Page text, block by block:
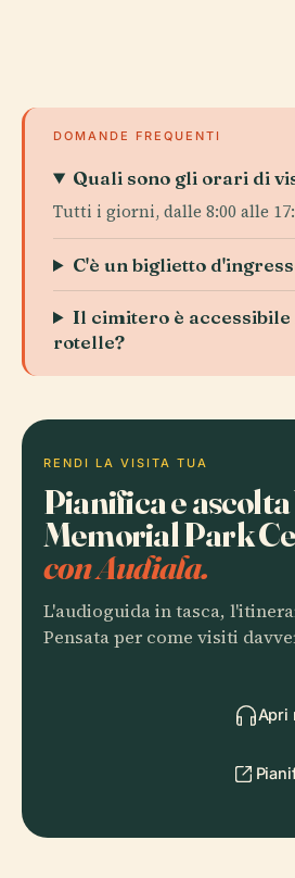
DOMANDE FREQUENTI
Quali sono gli orari di
Tutti i giorni, dalle 8:00 alle
C'è un biglietto
Il cimitero è accessibile
rotelle?
RENDI LA VISITA TUA
Pianifica e
Memorial Park
con Audiala.
L'audioguida in tasca,
Pensata per come visiti
Apri